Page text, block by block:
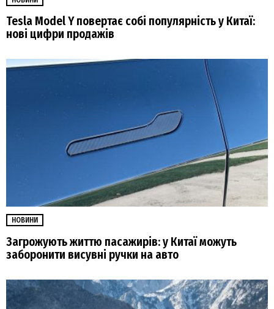
Tesla Model Y повертає собі популярність у Китаї:
нові цифри продажів
НОВИНИ
Загрожують життю пасажирів: у Китаї можуть
заборонити висувні ручки на авто